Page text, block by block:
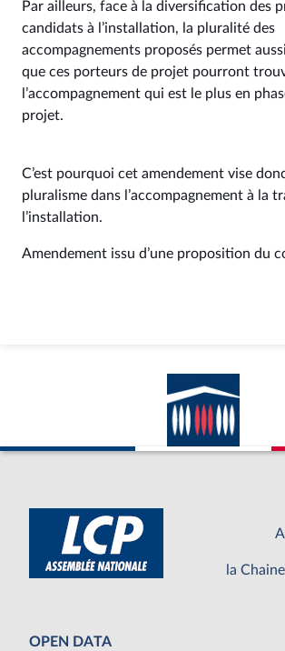
Par ailleurs, face à la diversification des
candidats à l’installation, la pluralité des
accompagnements proposés permet
que ces porteurs de projet pourront
l’accompagnement qui est le plus en
projet.
C’est pourquoi cet amendement vise
pluralisme dans l’accompagnement à la
l’installation.
Amendement issu d’une proposition du
la
OPEN DATA